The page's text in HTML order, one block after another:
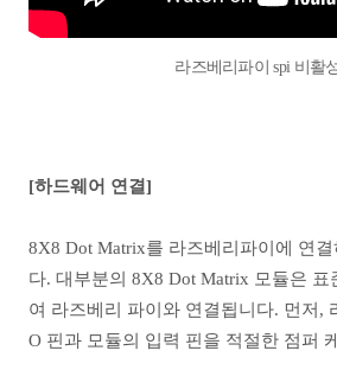
라즈베리파이 spi 비활
[하드웨어 연결]
8X8 Dot Matrix를 라즈베리파이에 연결
다. 대부분의 8X8 Dot Matrix 모듈은 표
여 라즈베리 파이와 연결됩니다. 먼저,
O 핀과 모듈의 입력 핀을 적절한 점퍼